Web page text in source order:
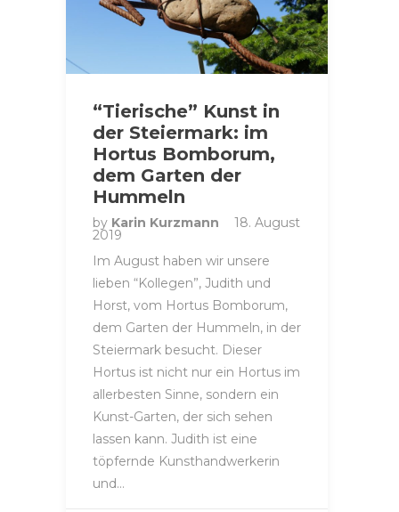
“Tierische” Kunst in
der Steiermark: im
Hortus Bomborum,
dem Garten der
Hummeln
by Karin Kurzmann 18. August
2019
Im August haben wir unsere
lieben “Kollegen”, Judith und
Horst, vom Hortus Bomborum,
dem Garten der Hummeln, in der
Steiermark besucht. Dieser
Hortus ist nicht nur ein Hortus im
allerbesten Sinne, sondern ein
Kunst-Garten, der sich sehen
lassen kann. Judith ist eine
töpfernde Kunsthandwerkerin
und…